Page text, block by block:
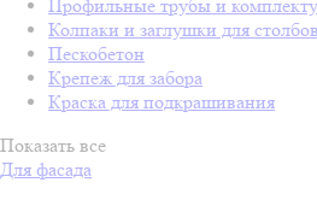
Профильные трубы и
Колпаки и заглушки для столбов
Пескобетон
Крепеж для забора
Краска для подкрашивания
Показать все
Для фасада